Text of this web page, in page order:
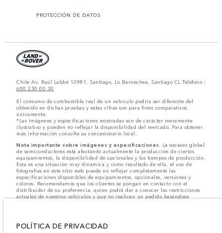
PROTECCIÓN DE DATOS
Chile Av. Raúl Labbé 12981, Santiago, Lo Barnechea, Santiago CL Teléfono :
600 230 00 30
El consumo de combustible real de un vehículo podría ser diferente del
obtenido en dichas pruebas y estas cifras son para fines comparativos
únicamente.
*Las imágenes y especificaciones mostradas son de carácter meramente
ilustrativo y pueden no reflejar la disponibilidad del mercado. Para obtener
más información consulte su concesionario local.
Nota importante sobre imágenes y especificaciones. La escasez global
de semiconductores está afectando actualmente la producción de ciertos
equipamientos, la disponibilidad de opcionales y los tiempos de producción.
Esta es una situación muy dinámica y como resultado de ella, el uso de
fotografías en este sitio web puede no reflejar completamente las
especificaciones disponibles de equipamientos, opcionales, versiones y
colores. Recomendamos que los clientes se pongan en contacto con el
distribuidor de su preferencia, quien podrá dar a conocer las restricciones
actuales de nuestros vehículos y que no realicen un pedido basándose
las especificaciones, el diseño y la producción de sus vehículos, piezas y
accesorios, por lo que se producen modificaciones de forma continua y sin
POLÍTICA DE PRIVACIDAD